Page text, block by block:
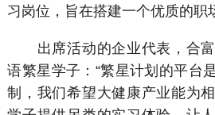
习岗位，旨在搭建一个优质的职
出席活动的企业代表，合富
语繁星学子：“繁星计划的平台
制，我们希望大健康产业能为